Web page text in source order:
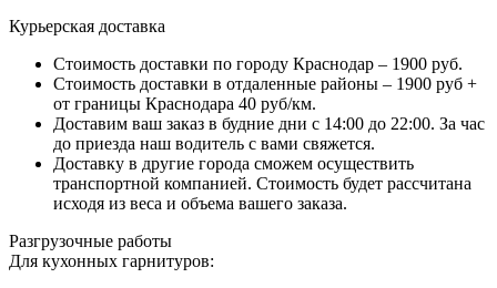
Курьерская доставка
Стоимость доставки по городу Краснодар – 1900 руб.
Стоимость доставки в отдаленные районы – 1900 руб +
от границы Краснодара 40 руб/км.
Доставим ваш заказ в будние дни с 14:00 до 22:00. За час
до приезда наш водитель с вами свяжется.
Доставку в другие города сможем осуществить
транспортной компанией. Стоимость будет рассчитана
исходя из веса и объема вашего заказа.
Разгрузочные работы
Для кухонных гарнитуров: